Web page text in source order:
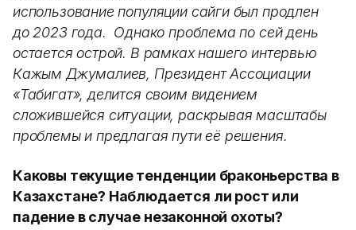
использование популяции сайги был продлен
до 2023 года. Однако проблема по сей день
остается острой. В рамках нашего интервью
Кажым Джумалиев, Президент Ассоциации
«Табигат», делится своим видением
сложившейся ситуации, раскрывая масштабы
проблемы и предлагая пути её решения.
Каковы текущие тенденции браконьерства в
Казахстане? Наблюдается ли рост или
падение в случае незаконной охоты?